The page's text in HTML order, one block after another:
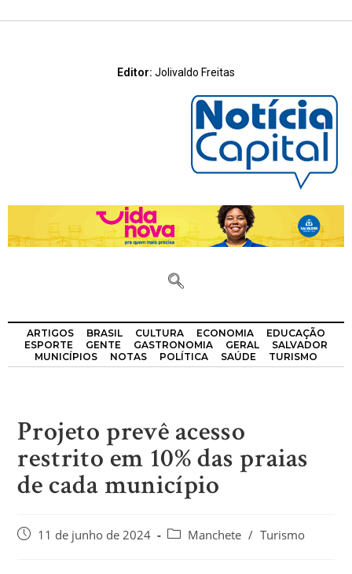
Editor: Jolivaldo Freitas
ARTIGOS BRASIL CULTURA ECONOMIA
EDUCAÇÃO
ESPORTE
GENTE GASTRONOMIA GERAL
SALVADOR
MUNICÍPIOS
NOTAS POLÍTICA SAÚDE TURISMO
Projeto prevê acesso
restrito em 10% das praias
de cada município
11 de junho de 2024 Manchete / Turismo